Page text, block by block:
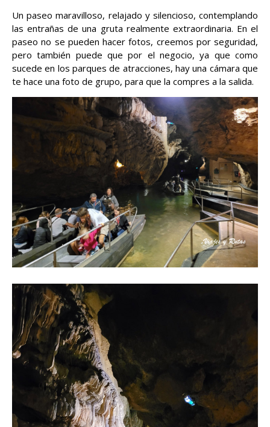
Un paseo maravilloso, relajado y silencioso, contemplando
las entrañas de una gruta realmente extraordinaria. En el
paseo no se pueden hacer fotos, creemos por seguridad,
pero también puede que por el negocio, ya que como
sucede en los parques de atracciones, hay una cámara que
te hace una foto de grupo, para que la compres a la salida.